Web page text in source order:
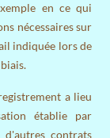
en ce qui
nécessaires sur
indiquée lors de
a lieu
établie par
contrats